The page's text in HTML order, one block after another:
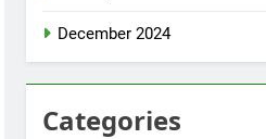
December 2024
Categories